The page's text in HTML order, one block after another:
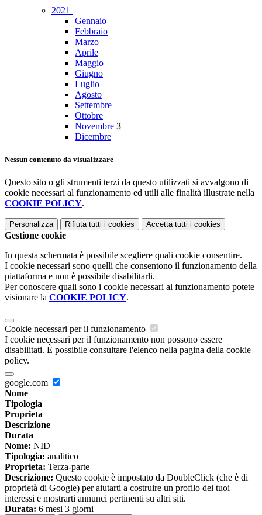
2021
Gennaio
Febbraio
Marzo
Aprile
Maggio
Giugno
Luglio
Agosto
Settembre
Ottobre
Novembre 3
Dicembre
Nessun contenuto da visualizzare
Questo sito o gli strumenti terzi da questo utilizzati si avvalgono di
cookie necessari al funzionamento ed utili alle finalità illustrate nella
COOKIE POLICY.
Personalizza Rifiuta tutti i cookies Accetta tutti i cookies
Gestione cookie
In questa schermata è possibile scegliere quali cookie consentire.
I cookie necessari sono quelli che consentono il funzionamento della
piattaforma e non è possibile disabilitarli.
Per conoscere quali sono i cookie necessari al funzionamento potete
visionare la COOKIE POLICY.
Cookie necessari per il funzionamento
I cookie necessari per il funzionamento non possono essere
disabilitati. È possibile consultare l'elenco nella pagina della cookie
policy.
google.com
Nome
Tipologia
Proprieta
Descrizione
Durata
Nome: NID
Tipologia: analitico
Proprieta: Terza-parte
Descrizione: Questo cookie è impostato da DoubleClick (che è di
proprietà di Google) per aiutarti a costruire un profilo dei tuoi
interessi e mostrarti annunci pertinenti su altri siti.
Durata: 6 mesi 3 giorni